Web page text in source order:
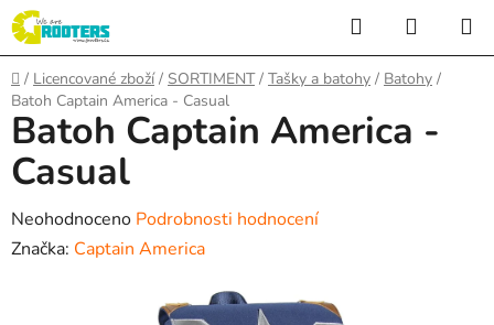
Přejít
na
obsah
Hledat
KOŠÍK
Domů
/ Licencované zboží / SORTIMENT / Tašky a batohy / Batohy /
Batoh Captain America - Casual
Batoh Captain America -
Casual
Průměrné
hodnocení
Neohodnoceno Podrobnosti hodnocení
Značka: Captain America